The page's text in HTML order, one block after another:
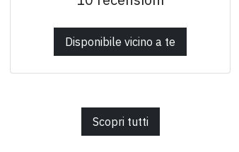
Disponibile vicino a te
Scopri tutti